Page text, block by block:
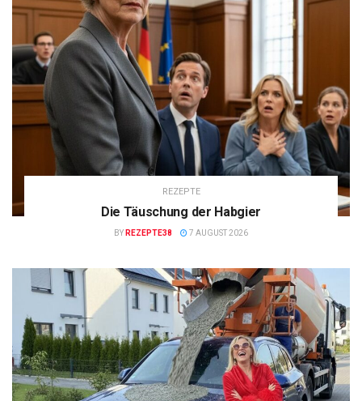
REZEPTE
Die Täuschung der Habgier
BY REZEPTE38 7 AUGUST 2026